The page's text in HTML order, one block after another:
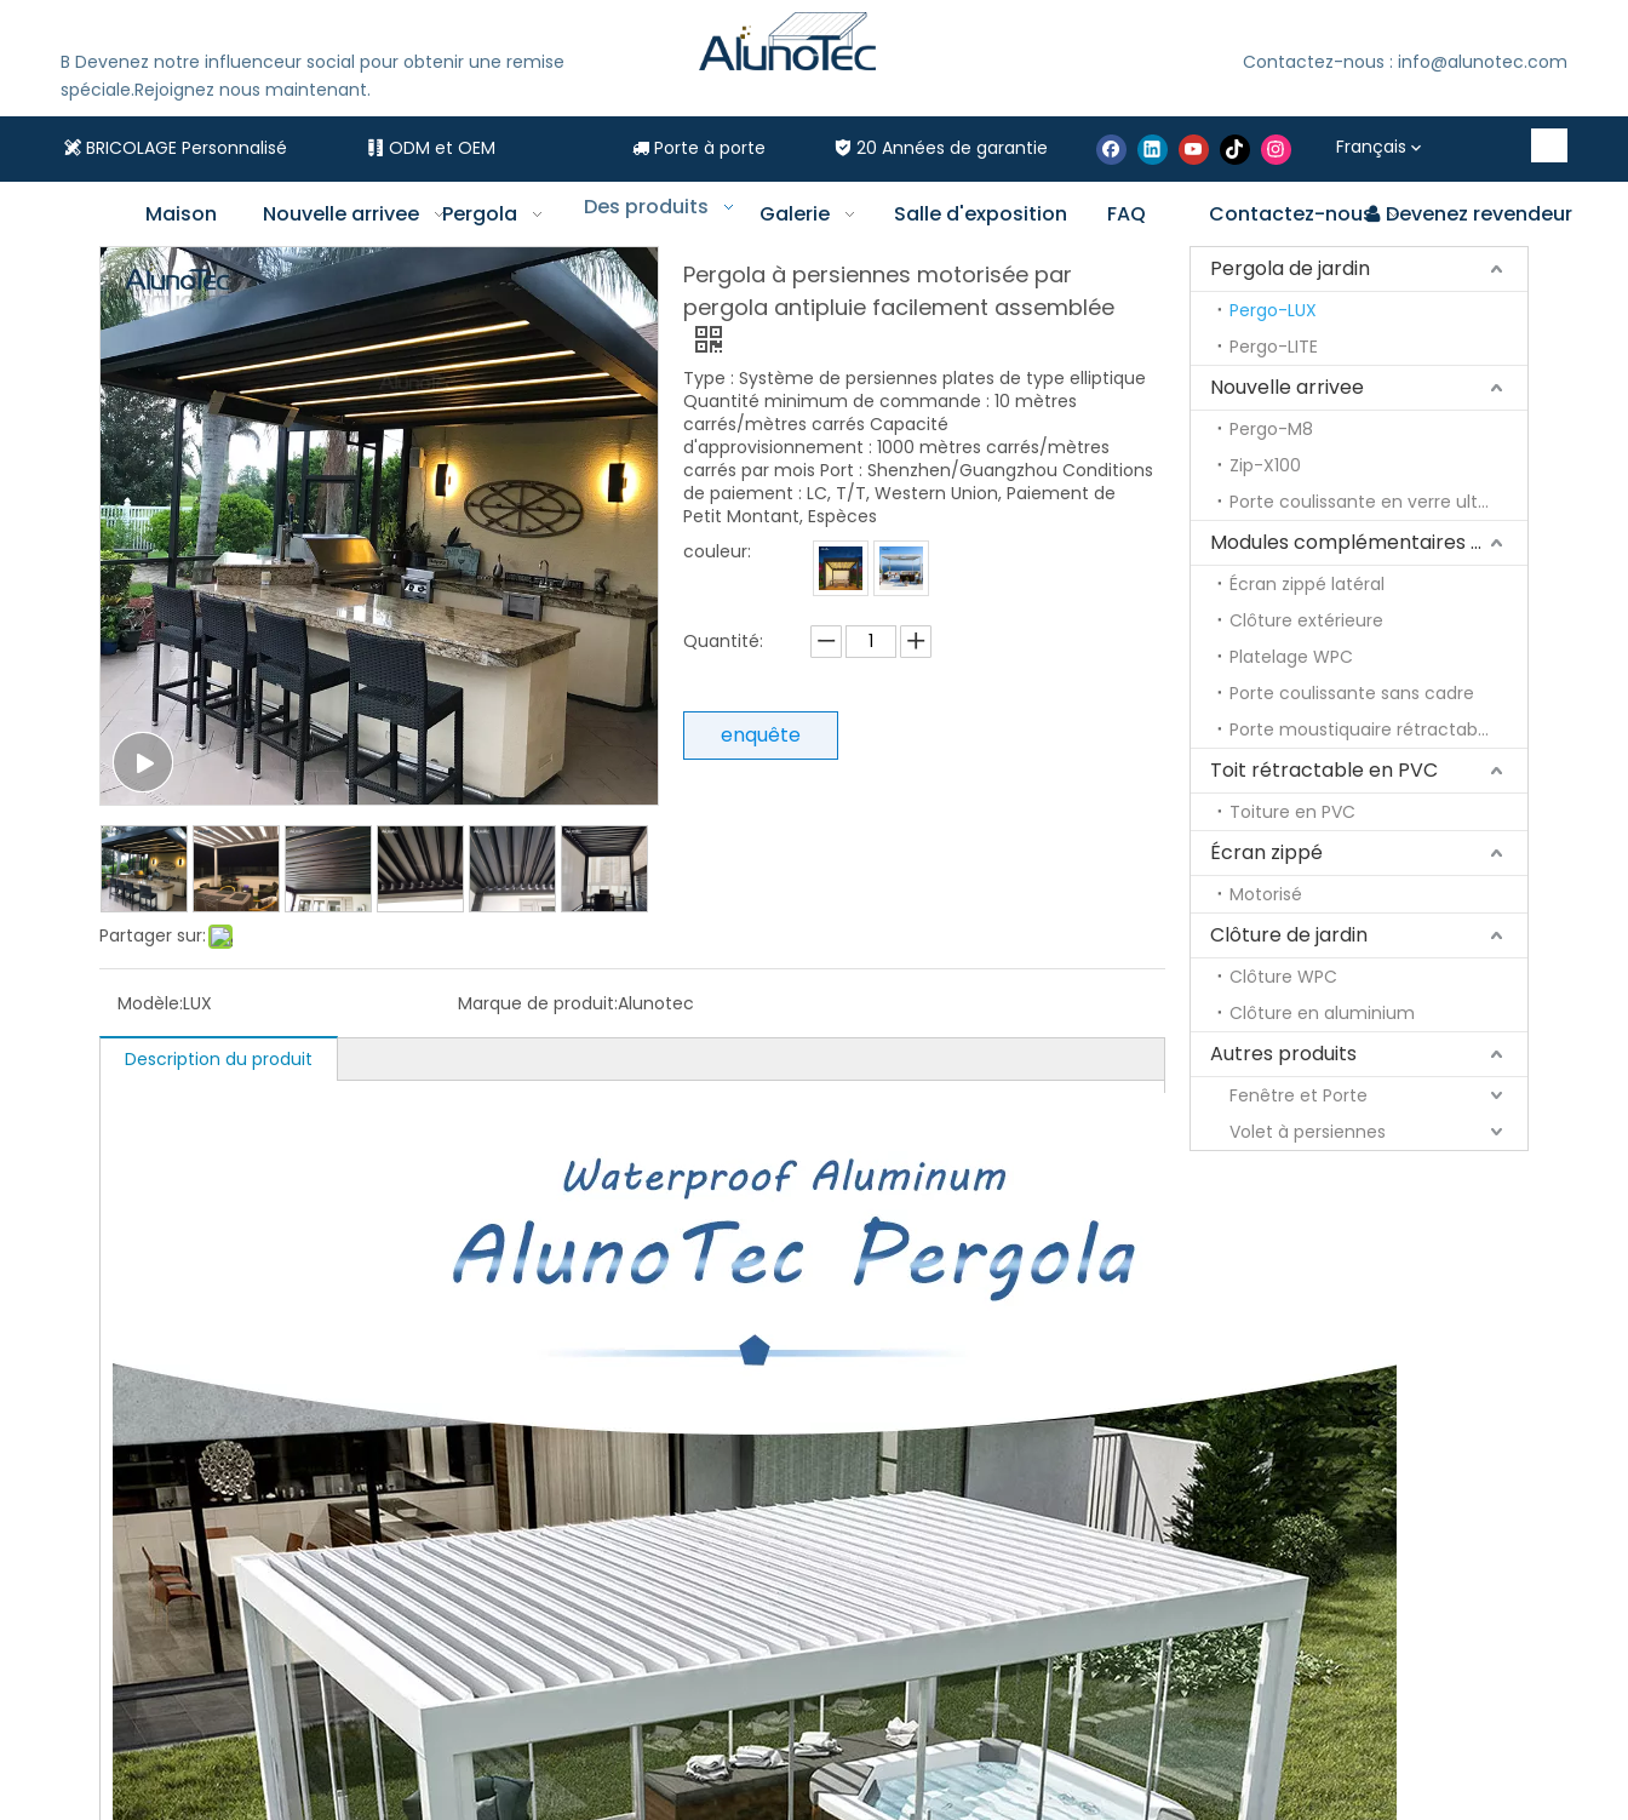
B Devenez notre influenceur social pour obtenir une remise
spéciale.Rejoignez nous maintenant.
Contactez-nous : info@alunotec.com
 BRICOLAGE Personnalisé  ODM et OEM Porte à porte  20 Années de garantie Français
Maison Nouvelle arrivee Pergola Des produits Galerie Salle d'exposition FAQ Contactez-nous Devenez revendeur
Partager sur:
Pergola à persiennes motorisée par
pergola antipluie facilement assemblée
Type : Système de persiennes plates de type elliptique
Quantité minimum de commande : 10 mètres
carrés/mètres carrés Capacité
d'approvisionnement : 1000 mètres carrés/mètres
carrés par mois Port : Shenzhen/Guangzhou Conditions
de paiement : LC, T/T, Western Union, Paiement de
Petit Montant, Espèces
couleur:
Quantité:
enquête
Modèle:LUX Marque de produit:Alunotec
Description du produit
Pergola de jardin
Pergo-LUX
Pergo-LITE
Nouvelle arrivee
Pergo-M8
Zip-X100
Porte coulissante en verre ultra fine
Modules complémentaires optionnels pour pergola
Écran zippé latéral
Clôture extérieure
Platelage WPC
Porte coulissante sans cadre
Porte moustiquaire rétractable
Toit rétractable en PVC
Toiture en PVC
Écran zippé
Motorisé
Clôture de jardin
Clôture WPC
Clôture en aluminium
Autres produits
Fenêtre et Porte
Volet à persiennes